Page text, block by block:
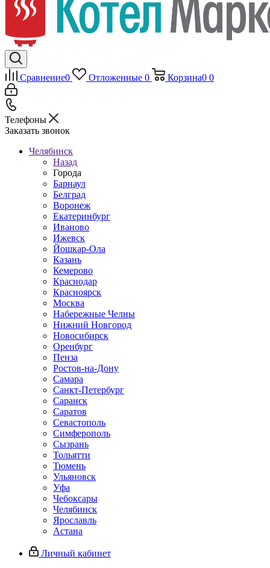
Сравнение0 Отложенные 0 Корзина0 0
Телефоны
Заказать звонок
Челябинск
Назад
Города
Барнаул
Белград
Воронеж
Екатеринбург
Иваново
Ижевск
Йошкар-Ола
Казань
Кемерово
Краснодар
Красноярск
Москва
Набережные Челны
Нижний Новгород
Новосибирск
Оренбург
Пенза
Ростов-на-Дону
Самара
Санкт-Петербург
Саранск
Саратов
Севастополь
Симферополь
Сызрань
Тольятти
Тюмень
Ульяновск
Уфа
Чебоксары
Челябинск
Ярославль
Астана
Личный кабинет